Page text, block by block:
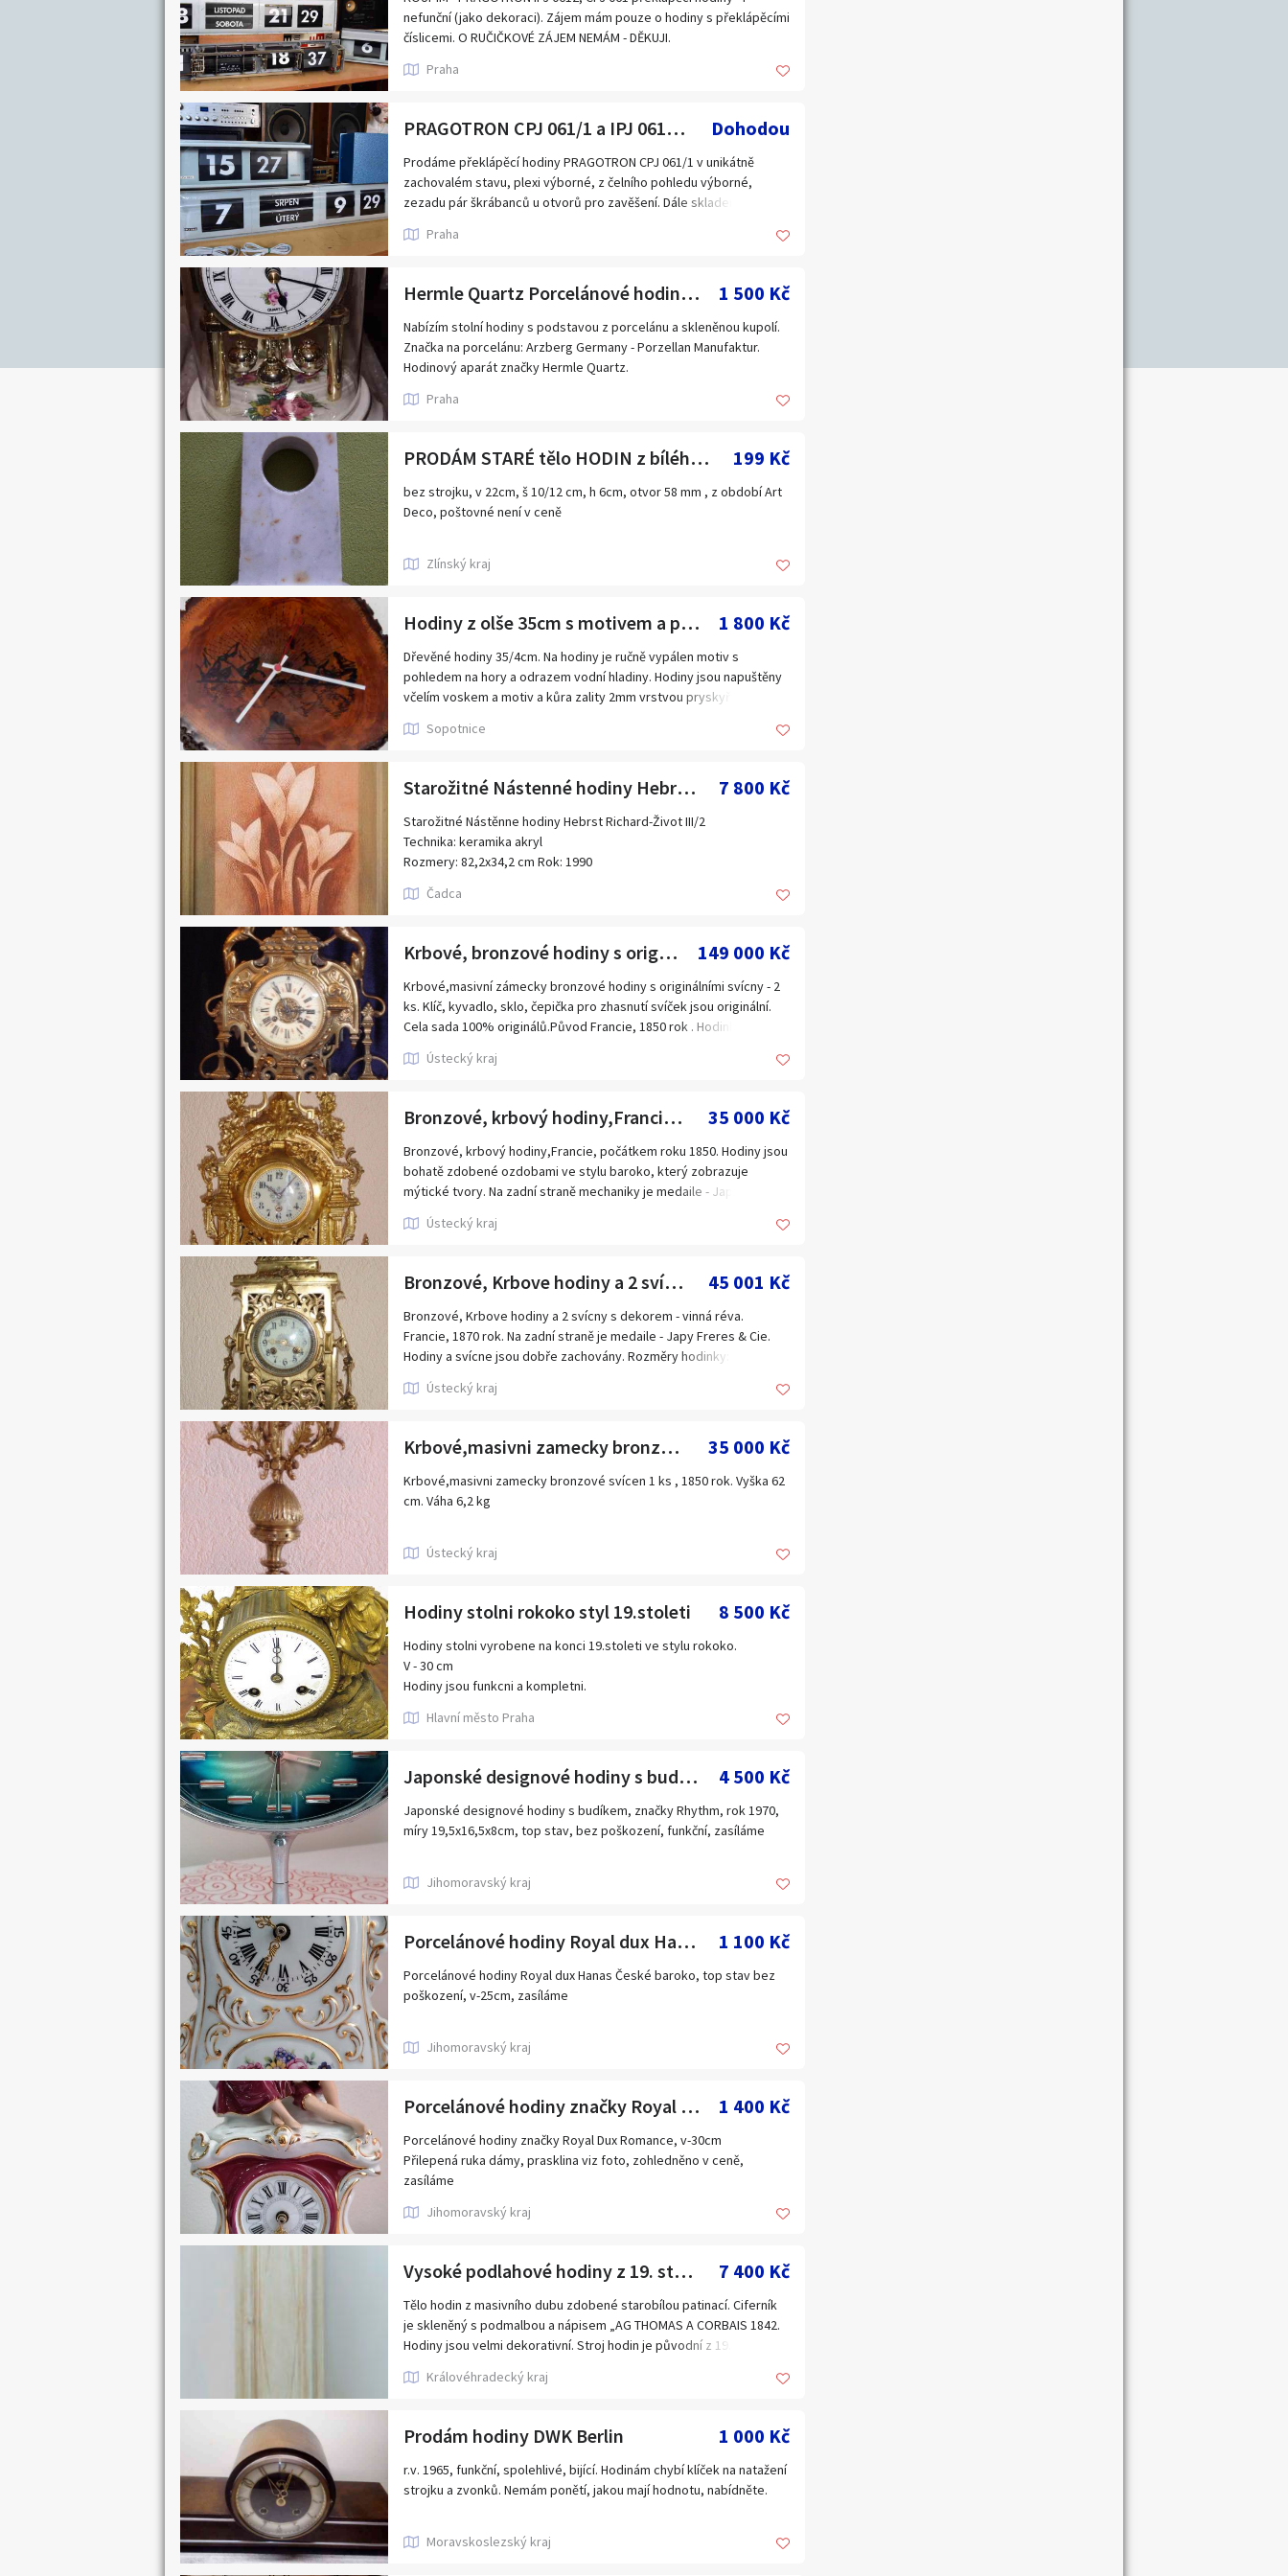
Pardubický kraj
Plzeňský kraj
Středočeský kraj
Zlínský kraj
nefunční (jako dekoraci). Zájem mám pouze o hodiny s překlápěcími
číslicemi. O RUČIČKOVÉ ZÁJEM NEMÁM - DĚKUJI.
Praha
PRAGOTRON CPJ 061/1 a IPJ 0612 překlápěcí hodiny Dohodou
Prodáme překlápěcí hodiny PRAGOTRON CPJ 061/1 v unikátně
zachovalém stavu, plexi výborné, z čelního pohledu výborné,
zezadu pár škrábanců u otvorů pro zavěšení. Dále skladem i 3 ks
Praha
Hermle Quartz Porcelánové hodiny se skleněnou kupolí 1 500 Kč
Nabízím stolní hodiny s podstavou z porcelánu a skleněnou kupolí.
Značka na porcelánu: Arzberg Germany - Porzellan Manufaktur.
Hodinový aparát značky Hermle Quartz.
Praha
PRODÁM STARÉ tělo HODIN z bílého MRAMORU, 199 Kč
bez strojku, v 22cm, š 10/12 cm, h 6cm, otvor 58 mm , z období Art
Deco, poštovné není v ceně
Zlínský kraj
Hodiny z olše 35cm s motivem a pryskyčicí 1 800 Kč
Dřevěné hodiny 35/4cm. Na hodiny je ručně vypálen motiv s
pohledem na hory a odrazem vodní hladiny. Hodiny jsou napuštěny
včelím voskem a motiv a kůra zality 2mm vrstvou pryskyřice.
Germany.
Sopotnice
Starožitné Nástenné hodiny Hebrst Richard-Život III/2 7 800 Kč
Starožitné Nástěnne hodiny Hebrst Richard-Život III/2
Technika: keramika akryl
Rozmery: 82,2x34,2 cm Rok: 1990
+ 200 kč poštovní a balné
Cenové nabídky posílejte na mail!
Čadca
Krbové, bronzové hodiny s originál svícny-2 ksTOP STAV 149 000 Kč
Krbové,masivní zámecky bronzové hodiny s originálními svícny - 2
ks. Klíč, kyvadlo, sklo, čepička pro zhasnutí svíček jsou originální.
Cela sada 100% originálů.Původ Francie, 1850 rok . Hodinky a
hodinkovém pohybu:
44 cm Hmotnost: 15,7 kg. Rozměry svícne : Výška: 87 cm, Šířka: 44
cm. Hmotnost (1 ks): 12,7 kg pro 7 svíček
Ústecký kraj
Bronzové, krbový hodiny,Francie 1850 35 000 Kč
Bronzové, krbový hodiny,Francie, počátkem roku 1850. Hodiny jsou
bohatě zdobené ozdobami ve stylu baroko, který zobrazuje
mýtické tvory. Na zadní straně mechaniky je medaile - Japy Freres
42 cm, hloubka 17 cm, hmotnost 14,5 kg.
Ústecký kraj
Bronzové, Krbove hodiny a 2 svícny s dekorem - vinná réva 45 001 Kč
Bronzové, Krbove hodiny a 2 svícny s dekorem - vinná réva.
Francie, 1870 rok. Na zadní straně je medaile - Japy Freres & Cie.
Hodiny a svícne jsou dobře zachovány. Rozměry hodinky: Výška 70
Bronzová svícen - 2 ks. Otevřený ornament s dekorem - vinná réva.
Ústecký kraj
Krbové,masivni zamecky bronzové svícen 1 ks 35 000 Kč
Krbové,masivni zamecky bronzové svícen 1 ks , 1850 rok. Vyška 62
cm. Váha 6,2 kg
Ústecký kraj
Hodiny stolni rokoko styl 19.stoleti 8 500 Kč
Hodiny stolni vyrobene na konci 19.stoleti ve stylu rokoko.
V - 30 cm
Hodiny jsou funkcni a kompletni.
v prodejne STODOLA - STAROZITNY NABYTEK na plose 1 000 m2 v
ZDARMA PARKOVANI PRIMO PRED HALOU.
Zaslani pres toptrans je mozne dle jejich ceniku.
Dalsi info na www.stodola.cz
(4605)
Hlavní město Praha
Japonské designové hodiny s budíkem, značky Rhythm 4 500 Kč
Japonské designové hodiny s budíkem, značky Rhythm, rok 1970,
míry 19,5x16,5x8cm, top stav, bez poškození, funkční, zasíláme
Jihomoravský kraj
Porcelánové hodiny Royal dux Hanas 1 100 Kč
Porcelánové hodiny Royal dux Hanas České baroko, top stav bez
poškození, v-25cm, zasíláme
Jihomoravský kraj
Porcelánové hodiny značky Royal Dux Romance 1 400 Kč
Porcelánové hodiny značky Royal Dux Romance, v-30cm
Přilepená ruka dámy, prasklina viz foto, zohledněno v ceně,
zasíláme
Jihomoravský kraj
Vysoké podlahové hodiny z 19. století 7 400 Kč
Tělo hodin z masivního dubu zdobené starobílou patinací. Ciferník
je skleněný s podmalbou a nápisem „AG THOMAS A CORBAIS 1842.
Hodiny jsou velmi dekorativní. Stroj hodin je původní z 19. století.
Rozměry: výška 265 cm, šířka 55 cm, hloubka 30 cm.
Královéhradecký kraj
Prodám hodiny DWK Berlin 1 000 Kč
r.v. 1965, funkční, spolehlivé, bijící. Hodinám chybí klíček na natažení
strojku a zvonků. Nemám ponětí, jakou mají hodnotu, nabídněte.
Moravskoslezský kraj
Nabídka/poptávka